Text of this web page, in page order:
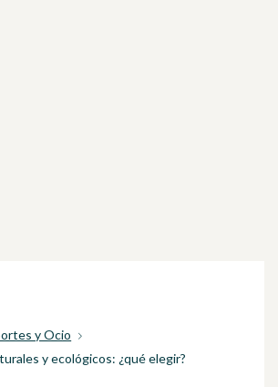
y Ocio
y ecológicos: ¿qué elegir?